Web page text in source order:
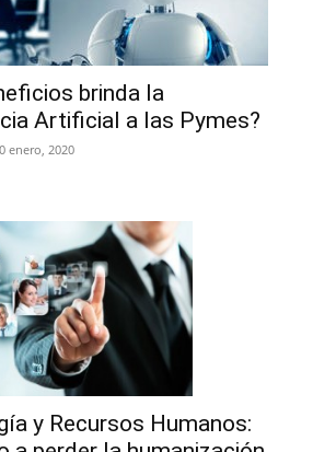
brinda la
Artificial a las Pymes?
enero, 2020
y Recursos Humanos: